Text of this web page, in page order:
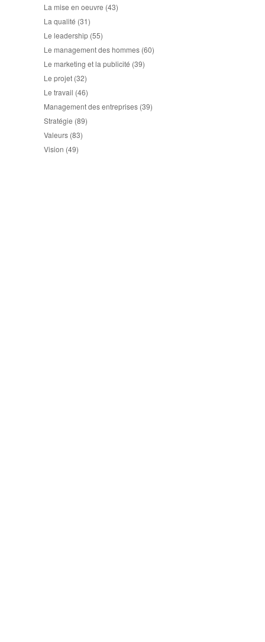
La mise en oeuvre (43)
La qualité (31)
Le leadership (55)
Le management des hommes (60)
Le marketing et la publicité (39)
Le projet (32)
Le travail (46)
Management des entreprises (39)
Stratégie (89)
Valeurs (83)
Vision (49)